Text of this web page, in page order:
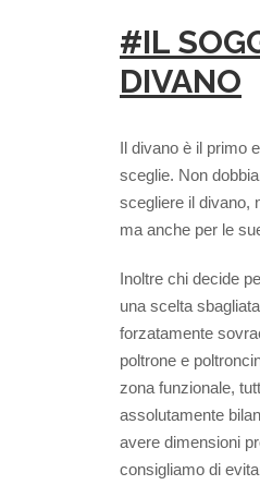
#IL
DIVANO
Il divano è il primo
sceglie. Non
scegliere il divano,
ma anche per le
Inoltre chi decide
una scelta
forzatamente
poltrone e
zona funzionale,
assolutamente
avere dimensioni
consigliamo di